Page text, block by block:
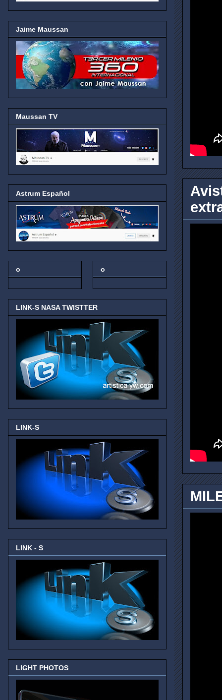
Jaime Maussan
Maussan TV
Astrum Español
o o
LINK-S NASA TWISTTER
LINK-S
LINK - S
LIGHT PHOTOS